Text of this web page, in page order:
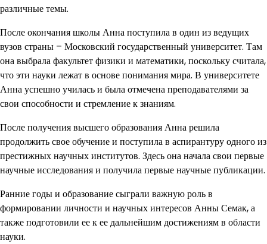
различные темы.
После окончания школы Анна поступила в один из ведущих
вузов страны – Московский государственный университет. Там
она выбрала факультет физики и математики, поскольку считала,
что эти науки лежат в основе понимания мира. В университете
Анна успешно училась и была отмечена преподавателями за
свои способности и стремление к знаниям.
После получения высшего образования Анна решила
продолжить свое обучение и поступила в аспирантуру одного из
престижных научных институтов. Здесь она начала свои первые
научные исследования и получила первые научные публикации.
Ранние годы и образование сыграли важную роль в
формировании личности и научных интересов Анны Семак, а
также подготовили ее к ее дальнейшим достижениям в области
науки.